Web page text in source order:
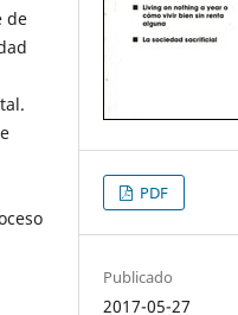
de
PDF
Publicado
2017-05-27